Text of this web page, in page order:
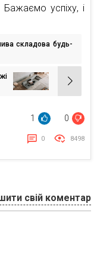
успіху, і
складова будь-
1 0
0 8498
свій коментар